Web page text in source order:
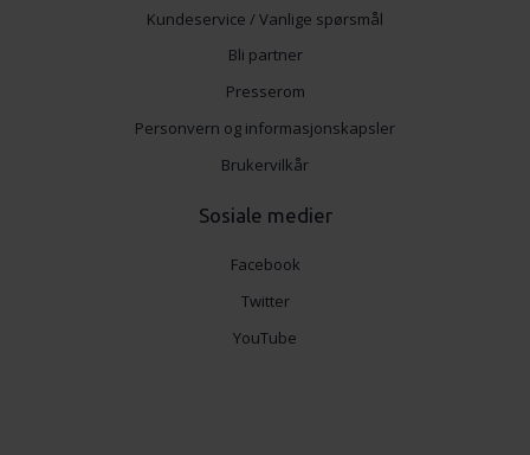
Kundeservice / Vanlige spørsmål
Bli partner
Presserom
Personvern og informasjonskapsler
Brukervilkår
Sosiale medier
Facebook
Twitter
YouTube